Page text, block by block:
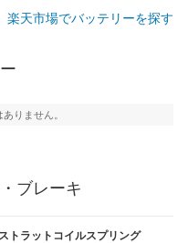
楽天市場でバッテリーを探す
りません。
ブレーキ
ストラットコイルスプリング